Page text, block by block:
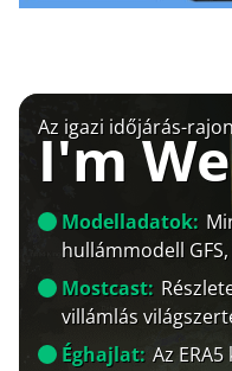
Az igazi időjárás-
I'm
Modelladatok:
hullámmodell GFS,
Mostcast:
villámlás
Éghajlat: Az